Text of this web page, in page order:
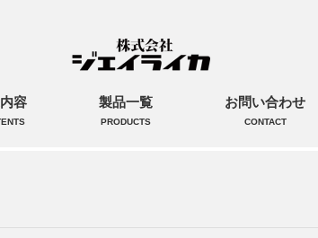
容 製品一覧
PRODUCTS
お問い合わせ
CONTACT